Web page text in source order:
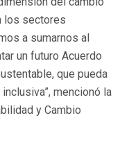
los sectores
a sumarnos al
un futuro Acuerdo
que pueda
mencionó la
y Cambio